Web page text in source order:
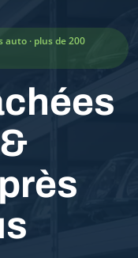
auto · plus de 200